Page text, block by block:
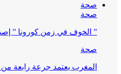
صحة
صحة
” الخوف في زمن كورونا ”
صحة
المغرب يعتمد جرعة رابعة من اللقاح